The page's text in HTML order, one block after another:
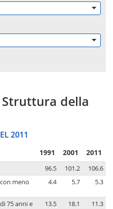
Struttura della
2011
1991 2001 2011
96.5 101.2
106.6
meno
4.4 5.7 5.3
75 anni e
13.5 18.1 11.3